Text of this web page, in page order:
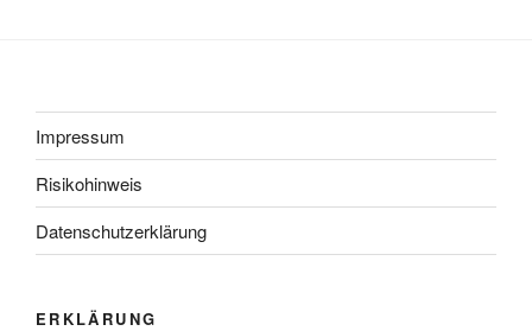
Impressum
Risikohinweis
Datenschutzerklärung
ERKLÄRUNG